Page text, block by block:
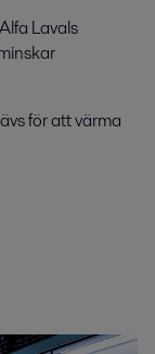
Lavals
för att värma